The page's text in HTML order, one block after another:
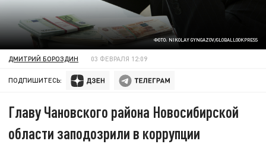
ФОТО: NIKOLAY GYNGAZOV/GLOBALLOOKPRESS
ДМИТРИЙ БОРОЗДИН 03 ФЕВРАЛЯ 12:09
ПОДПИШИТЕСЬ:
Главу Чановского района Новосибирской
области заподозрили в коррупции